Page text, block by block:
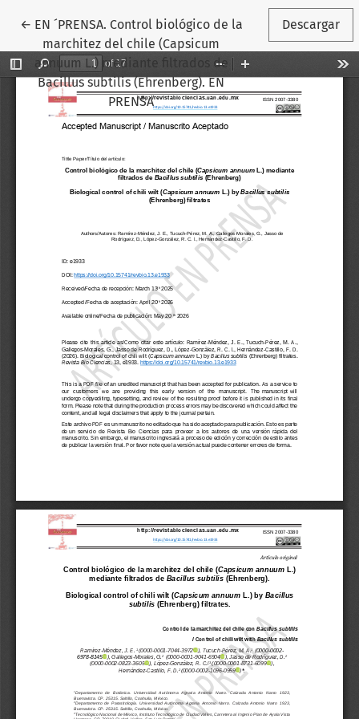
← Volver a los detalles del artículo
EN ´PRENSA. Control biológico de la
marchitez del chile (Capsicum
annuum L.) mediante filtrados de
Bacillus subtilis (Ehrenberg). EN
PRENSA
Descargar